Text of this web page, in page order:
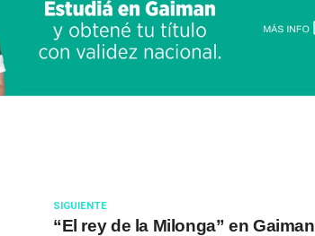
SIGUIENTE
“El rey de la Milonga” en Gaiman